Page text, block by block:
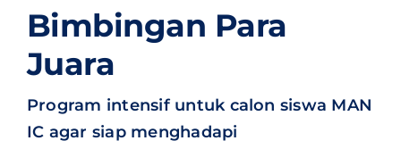
Bimbingan Para
Juara
Program intensif untuk calon siswa MAN
IC agar siap menghadapi